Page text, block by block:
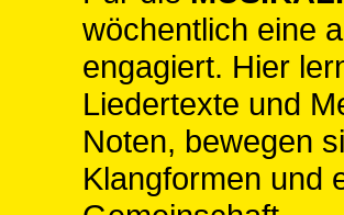
wöchentlich eine
engagiert. Hier
Liedertexte und
Noten, bewegen
Klangformen und